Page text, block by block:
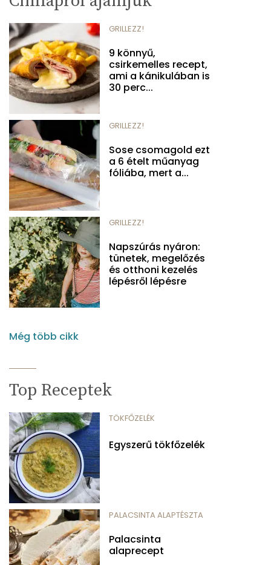
GRILLEZZ!
9 könnyű,
csirkemelles recept,
ami a kánikulában is
30 perc...
GRILLEZZ!
Sose csomagold ezt
a 6 ételt műanyag
fóliába, mert a...
GRILLEZZ!
Napszúrás nyáron:
tünetek, megelőzés
és otthoni kezelés
lépésről lépésre
Még több cikk
Top Receptek
TÖKFŐZELÉK
Egyszerű tökfőzelék
PALACSINTA ALAPTÉSZTA
Palacsinta
alaprecept